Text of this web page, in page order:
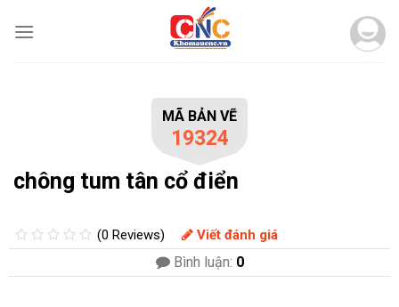
MÃ BẢN VẼ
19324
chông tum tân cổ điển
(0 Reviews) Viết đánh giá
Bình luận: 0